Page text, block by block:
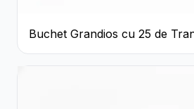
Buchet Grandios cu 25 de
Roșii